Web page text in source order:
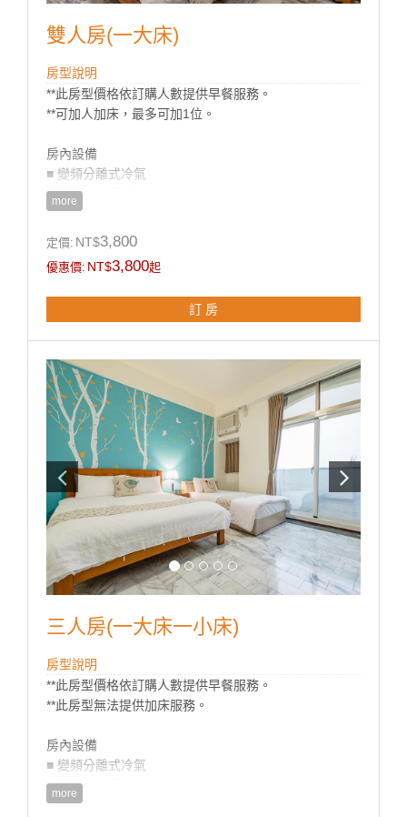
雙人房(一大床)
房型說明
**此房型價格依訂購人數提供早餐服務。
**可加人加床，最多可加1位。
房內設備
■ 變頻分離式冷氣
■ 42吋液晶電視
■ 冰箱
■ 梳妝台
■ 盥洗用品(毛巾/浴巾/牙膏/牙刷/沐浴乳/洗髮精)
■ 吹風機
​■ 電熱水瓶
more
定價: NT$3,800
優惠價: NT$3,800起
訂 房
三人房(一大床一小床)
房型說明
**此房型價格依訂購人數提供早餐服務。
**此房型無法提供加床服務。
房內設備
■ 變頻分離式冷氣
■ 42吋液晶電視
■ 冰箱
more